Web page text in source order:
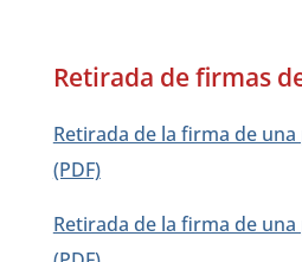
Retirada de firmas
Retirada de la firma de
(PDF)
Retirada de la firma de